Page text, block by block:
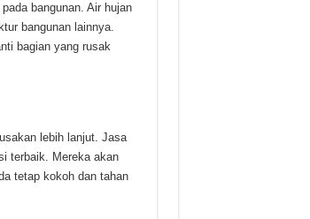
bangunan. Air hujan
bangunan lainnya.
bagian yang rusak
lebih lanjut. Jasa
terbaik. Mereka akan
tetap kokoh dan tahan